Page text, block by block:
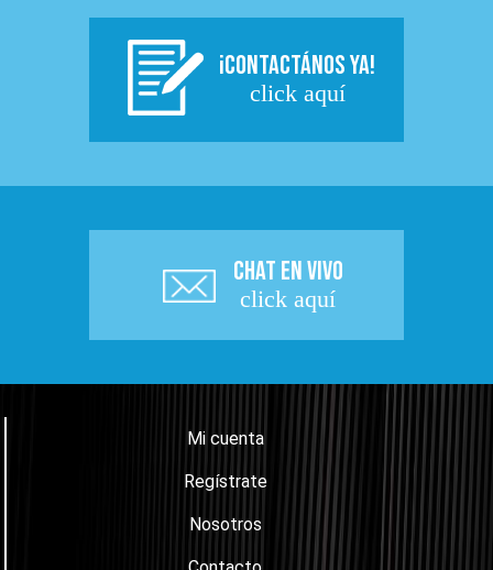
¡CONTACTÁNOS YA!
click aquí
CHAT EN VIVO
click aquí
Mi cuenta
Regístrate
Nosotros